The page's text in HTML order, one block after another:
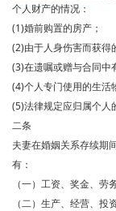
个人财产的情况：
(1)婚前购置的房产；
(2)由于人身伤害而获得
(3)在遗嘱或赠与合同中
(4)个人专门使用的生活
(5)法律规定应归属个人
二条
夫妻在婚姻关系存续期
有：
（一）工资、奖金、劳
（二）生产、经营、投